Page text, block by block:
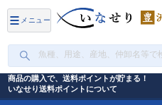
メニュー
商品の購入で、送料ポイントが貯まる！
いなせり送料ポイントについて